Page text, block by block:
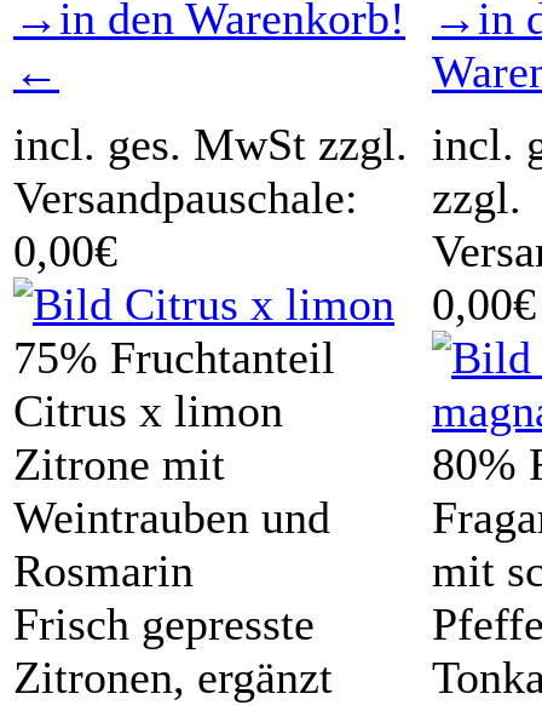
→in den Warenkorb!
←
incl. ges. MwSt zzgl.
Versandpauschale:
0,00€
75% Fruchtanteil
Citrus x limon
Zitrone mit
Weintrauben und
Rosmarin
Frisch gepresste
Zitronen, ergänzt
→in
incl.
zzgl.
0,00€
80%
mit